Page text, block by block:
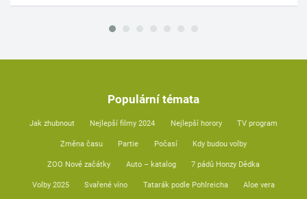
Populární témata
Jak zhubnout Nejlepší filmy 2024 Nejlepší horory TV program
Změna času Partie Počasí Kdy budou volby
ZOO Nové začátky Auto – katalog 7 pádů Honzy Dědka
Volby 2025 Svařené víno Tatarák podle Pohlreicha Aloe vera